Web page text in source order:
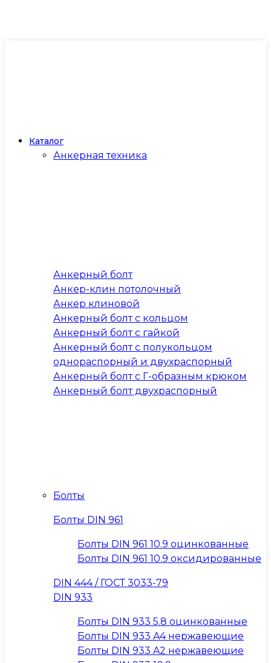
Каталог
Анкерная техника
Анкерный болт
Анкер-клин потолочный
Анкер клиновой
Анкерный болт с кольцом
Анкерный болт с гайкой
Анкерный болт с полукольцом
однораспорный и двухраспорный
Анкерный болт с Г-образным крюком
Анкерный болт двухраспорный
Болты
Болты DIN 961
Болты DIN 961 10.9 оцинкованные
Болты DIN 961 10.9 оксидированные
DIN 444 / ГОСТ 3033-79
DIN 933
Болты DIN 933 5.8 оцинкованные
Болты DIN 933 A4 нержавеющие
Болты DIN 933 A2 нержавеющие